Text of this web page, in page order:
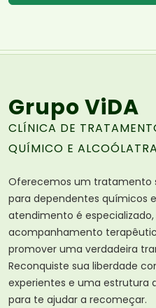
Grupo ViDA
CLÍNICA DE
QUÍMICO E ALCOÓLATRA
Oferecemos um tratamento
para dependentes químicos
atendimento é
acompanhamento
promover uma verdadeira
Reconquiste sua liberdade
experientes e uma estrutura
para te ajudar a recomeçar.